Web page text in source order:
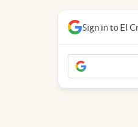
Sign in to El